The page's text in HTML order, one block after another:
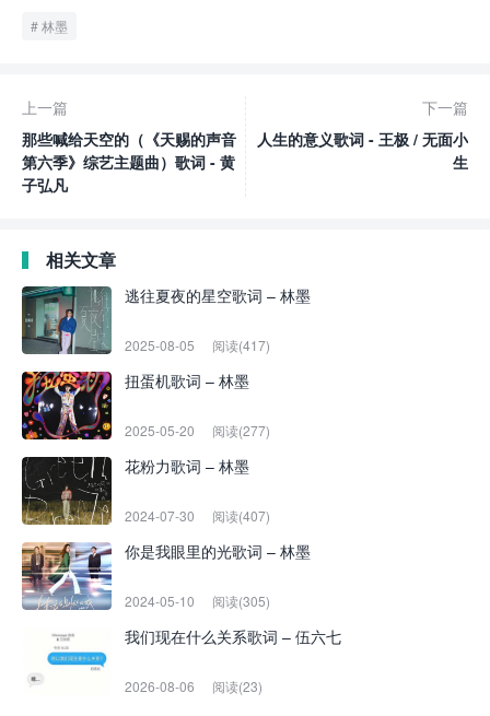
林墨
上一篇
那些喊给天空的（《天赐的声音
第六季》综艺主题曲）歌词 - 黄
子弘凡
下一篇
人生的意义歌词 - 王极 / 无面小
生
相关文章
逃往夏夜的星空歌词 – 林墨
2025-08-05 阅读(417)
扭蛋机歌词 – 林墨
2025-05-20 阅读(277)
花粉力歌词 – 林墨
2024-07-30 阅读(407)
你是我眼里的光歌词 – 林墨
2024-05-10 阅读(305)
我们现在什么关系歌词 – 伍六七
2026-08-06 阅读(23)